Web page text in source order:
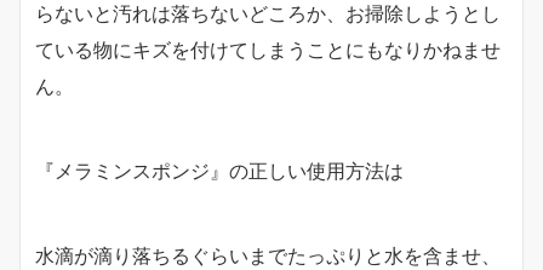
らないと汚れは落ちないどころか、お掃除しようとし
ている物にキズを付けてしまうことにもなりかねませ
ん。
『メラミンスポンジ』の正しい使用方法は
水滴が滴り落ちるぐらいまでたっぷりと水を含ませ、